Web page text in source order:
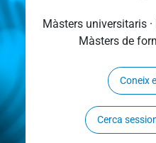
Màsters universitaris
Màsters de
Coneix
Cerca